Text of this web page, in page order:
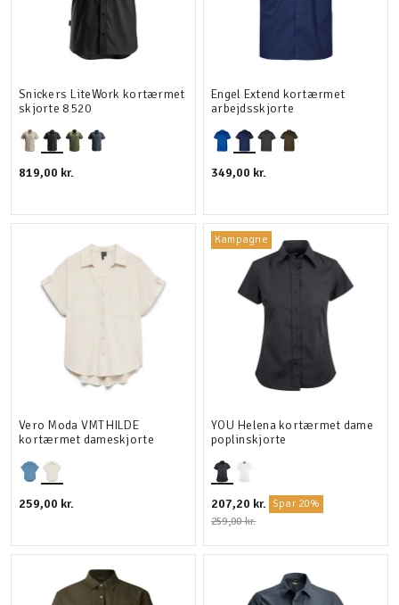
Snickers LiteWork kortærmet
skjorte 8520
819,00 kr.
Engel Extend kortærmet
arbejdsskjorte
349,00 kr.
Vero Moda VMTHILDE
kortærmet dameskjorte
259,00 kr.
Kampagne
YOU Helena kortærmet dame
poplinskjorte
207,20 kr. Spar 20%
259,00 kr.